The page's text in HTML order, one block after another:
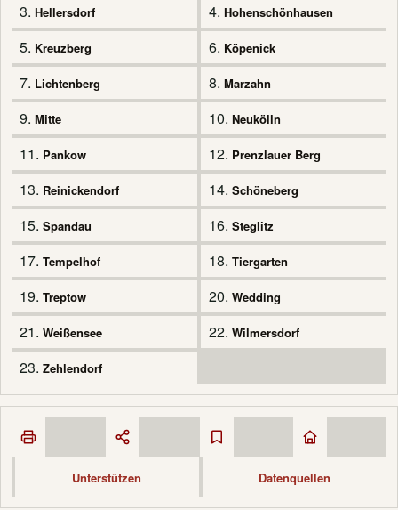
3. Hellersdorf 4. Hohenschönhausen
5. Kreuzberg 6. Köpenick
7. Lichtenberg 8. Marzahn
9. Mitte 10. Neukölln
11. Pankow 12. Prenzlauer Berg
13. Reinickendorf 14. Schöneberg
15. Spandau 16. Steglitz
17. Tempelhof 18. Tiergarten
19. Treptow 20. Wedding
21. Weißensee 22. Wilmersdorf
23. Zehlendorf
Unterstützen Datenquellen